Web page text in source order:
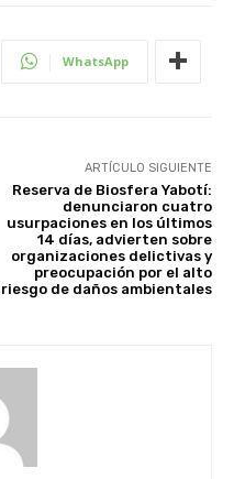
WhatsApp
ARTÍCULO SIGUIENTE
Reserva de Biosfera Yabotí:
denunciaron cuatro
usurpaciones en los últimos
14 días, advierten sobre
organizaciones delictivas y
preocupación por el alto
riesgo de daños ambientales